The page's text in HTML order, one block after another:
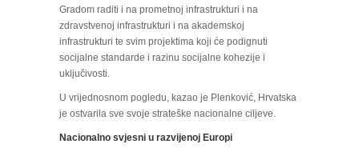
Gradom raditi i na prometnoj infrastrukturi i na
zdravstvenoj infrastrukturi i na akademskoj
infrastrukturi te svim projektima koji će podignuti
socijalne standarde i razinu socijalne kohezije i
uključivosti.
U vrijednosnom pogledu, kazao je Plenković, Hrvatska
je ostvarila sve svoje strateške nacionalne ciljeve.
Nacionalno svjesni u razvijenoj Europi